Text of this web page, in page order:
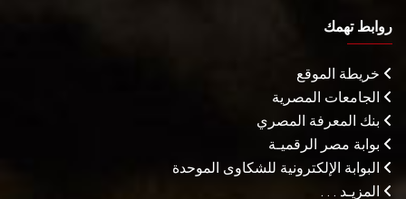
روابط تهمك
خريطة الموقع
الجامعات المصرية
بنك المعرفة المصري
بوابة مصر الرقميـة
البوابة الإلكترونية للشكاوى الموحدة
المزيـد . . .